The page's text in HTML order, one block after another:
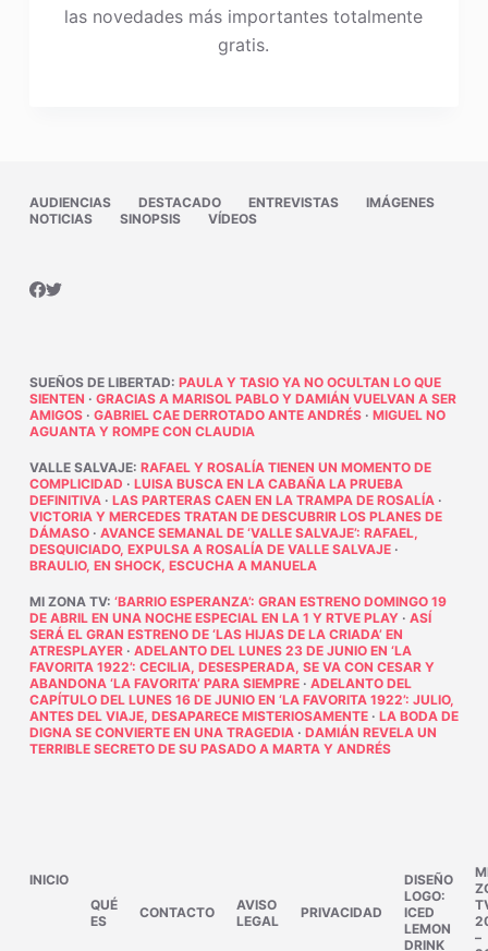
las novedades más importantes totalmente
gratis.
AUDIENCIAS DESTACADO ENTREVISTAS
IMÁGENES
NOTICIAS
SINOPSIS VÍDEOS
SUEÑOS DE LIBERTAD: PAULA Y TASIO YA NO OCULTAN LO QUE
SIENTEN · GRACIAS A MARISOL PABLO Y DAMIÁN VUELVAN A SER
AMIGOS· GABRIEL CAE DERROTADO ANTE ANDRÉS· MIGUEL NO
AGUANTA Y ROMPE CON CLAUDIA
VALLE SALVAJE: RAFAEL Y ROSALÍA TIENEN UN MOMENTO DE
COMPLICIDAD · LUISA BUSCA EN LA CABAÑA LA PRUEBA
DEFINITIVA· LAS PARTERAS CAEN EN LA TRAMPA DE ROSALÍA·
VICTORIA Y MERCEDES TRATAN DE DESCUBRIR LOS PLANES DE
DÁMASO· AVANCE SEMANAL DE ‘VALLE SALVAJE’: RAFAEL,
DESQUICIADO, EXPULSA A ROSALÍA DE VALLE SALVAJE·
BRAULIO, EN SHOCK, ESCUCHA A MANUELA
MI ZONA TV: ‘BARRIO ESPERANZA’: GRAN ESTRENO DOMINGO 19
DE ABRIL EN UNA NOCHE ESPECIAL EN LA 1 Y RTVE PLAY· ASÍ
SERÁ EL GRAN ESTRENO DE ‘LAS HIJAS DE LA CRIADA’ EN
ATRESPLAYER· ADELANTO DEL LUNES 23 DE JUNIO EN ‘LA
FAVORITA 1922’: CECILIA, DESESPERADA, SE VA CON CESAR Y
ABANDONA ‘LA FAVORITA’ PARA SIEMPRE· ADELANTO DEL
CAPÍTULO DEL LUNES 16 DE JUNIO EN ‘LA FAVORITA 1922’: JULIO,
ANTES DEL VIAJE, DESAPARECE MISTERIOSAMENTE· LA BODA DE
DIGNA SE CONVIERTE EN UNA TRAGEDIA· DAMIÁN REVELA UN
TERRIBLE SECRETO DE SU PASADO A MARTA Y ANDRÉS
INICIO
QUÉ
ES
CONTACTO
AVISO
LEGAL
PRIVACIDAD
DISEÑO
LOGO:
ICED
LEMON
DRINK
–